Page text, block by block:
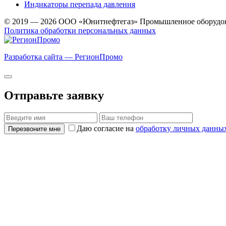
Индикаторы перепада давления
© 2019 — 2026 ООО «Юнитнефтегаз» Промышленное
Политика обработки персональных данных
Разработка сайта — РегионПромо
Отправьте заявку
Перезвоните мне Даю согласие на обработку личных